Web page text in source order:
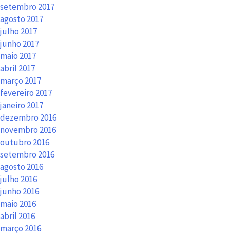
setembro 2017
agosto 2017
julho 2017
junho 2017
maio 2017
abril 2017
março 2017
fevereiro 2017
janeiro 2017
dezembro 2016
novembro 2016
outubro 2016
setembro 2016
agosto 2016
julho 2016
junho 2016
maio 2016
abril 2016
março 2016